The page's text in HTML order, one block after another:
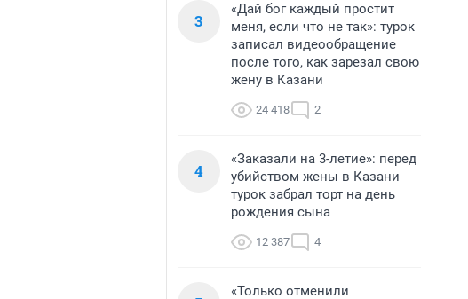
3
«Дай бог каждый простит
меня, если что не так»: турок
записал видеообращение
после того, как зарезал свою
жену в Казани
24 418 2
4
«Заказали на 3-летие»: перед
убийством жены в Казани
турок забрал торт на день
рождения сына
12 387 4
«Только отменили